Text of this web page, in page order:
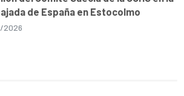
de España en Estocolmo
2026